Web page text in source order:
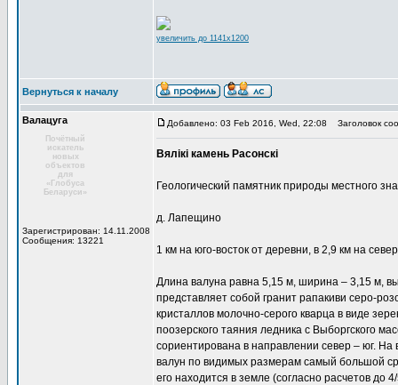
увеличить до 1141x1200
Вернуться к началу
Валацуга
Почётный
искатель
новых
объектов
для
«Глобуса
Беларуси»
Зарегистрирован: 14.11.2008
Сообщения: 13221
Добавлено: 03 Feb 2016, Wed, 22:08 Заголовок
Вялікі камень Расонскі
Геологический памятник природы местного
д. Лапещино
1 км на юго-восток от деревни, в 2,9 км на
Длина валуна равна 5,15 м, ширина – 3,15 м,
представляет собой гранит рапакиви серо-
кристаллов молочно-серого кварца в виде
поозерского таяния ледника с Выборгского
сориентирована в направлении север – юг.
валун по видимых размерам самый большой
его находится в земле (согласно расчетов до